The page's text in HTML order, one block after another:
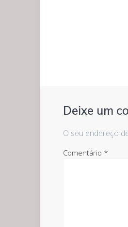
Deixe um
O seu endereço
Comentário *